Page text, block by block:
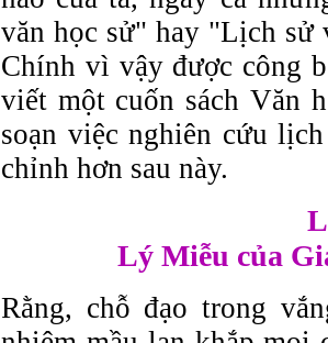
văn học sử" hay "Lịch sử
Chính vì vậy được công
viết một cuốn sách Văn
soạn việc nghiên cứu
chỉnh hơn sau này.
Lý Miễu của
Rằng, chỗ đạo trong